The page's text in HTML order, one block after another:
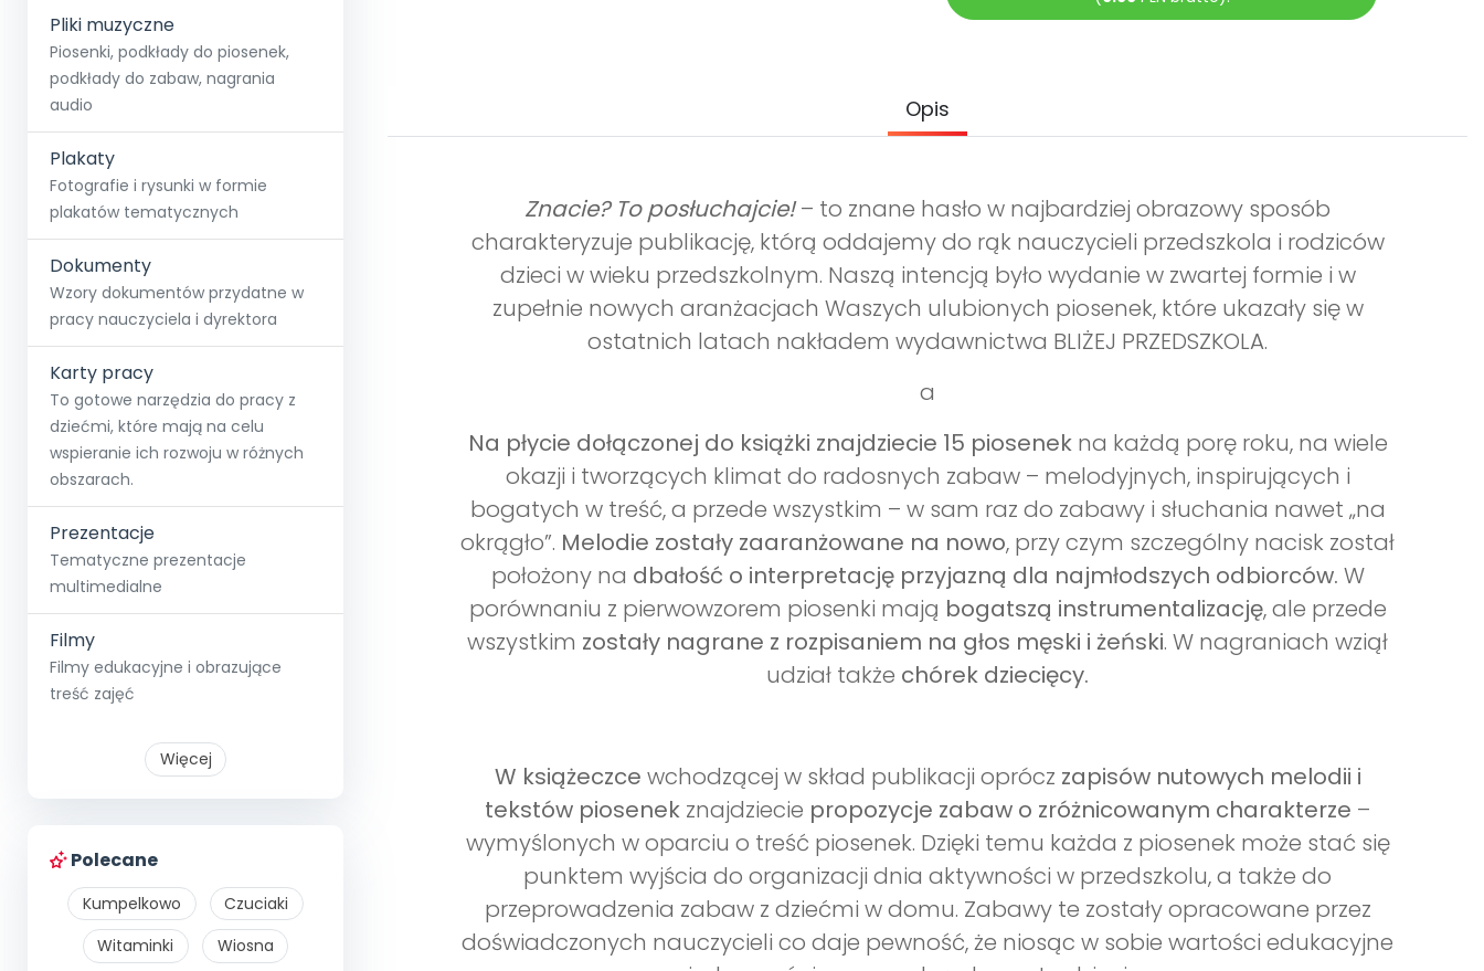
Pliki muzyczne
Piosenki, podkłady do piosenek,
podkłady do zabaw, nagrania
audio
Plakaty
Fotografie i rysunki w formie
plakatów tematycznych
Dokumenty
Wzory dokumentów przydatne w
pracy nauczyciela i dyrektora
Karty pracy
To gotowe narzędzia do pracy z
dziećmi, które mają na celu
wspieranie ich rozwoju w różnych
obszarach.
Prezentacje
Tematyczne prezentacje
multimedialne
Filmy
Filmy edukacyjne i obrazujące
treść zajęć
Więcej
Polecane
Kumpelkowo
Czuciaki
Witaminki
Wiosna
Opis
Znacie? To posłuchajcie!– to znane hasło w najbardziej obrazowy sposób
charakteryzuje publikację, którą oddajemy do rąk nauczycieli przedszkola i rodziców
dzieci w wieku przedszkolnym. Naszą intencją było wydanie w zwartej formie i w
zupełnie nowych aranżacjach Waszych ulubionych piosenek, które ukazały się w
ostatnich latach nakładem wydawnictwa BLIŻEJ PRZEDSZKOLA.
a
Na płycie dołączonej do książki znajdziecie 15 piosenekna każdą porę roku, na wiele
okazji i tworzących klimat do radosnych zabaw – melodyjnych, inspirujących i
bogatych w treść, a przede wszystkim – w sam raz do zabawy i słuchania nawet „na
okrągło”. Melodie zostały zaaranżowane na nowo, przy czym szczególny nacisk został
położony na dbałość o interpretację przyjazną dla najmłodszych odbiorców. W
porównaniu z pierwowzorem piosenki mają bogatszą instrumentalizację, ale przede
wszystkim zostały nagrane z rozpisaniem na głos męski i żeński. W nagraniach wziął
udział także chórek dziecięcy.
W książeczce wchodzącej w skład publikacji oprócz zapisów nutowych melodii i
tekstów piosenek znajdziecie propozycje zabaw o zróżnicowanym charakterze –
wymyślonych w oparciu o treść piosenek. Dzięki temu każda z piosenek może stać się
punktem wyjścia do organizacji dnia aktywności w przedszkolu, a także do
przeprowadzenia zabaw z dziećmi w domu. Zabawy te zostały opracowane przez
doświadczonych nauczycieli co daje pewność, że niosąc w sobie wartości edukacyjne